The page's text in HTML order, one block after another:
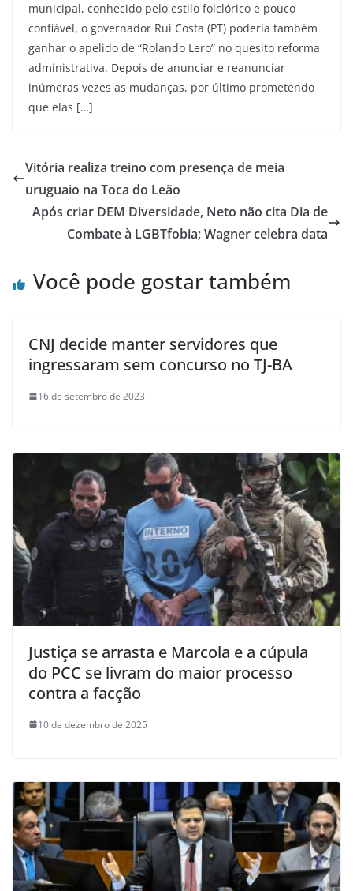
municipal, conhecido pelo estilo folclórico e pouco
confiável, o governador Rui Costa (PT) poderia também
ganhar o apelido de “Rolando Lero” no quesito reforma
administrativa. Depois de anunciar e reanunciar
inúmeras vezes as mudanças, por último prometendo
que elas […]
Vitória realiza treino com presença de meia
uruguaio na Toca do Leão
Após criar DEM Diversidade, Neto não cita Dia de
Combate à LGBTfobia; Wagner celebra data
Você pode gostar também
CNJ decide manter servidores que
ingressaram sem concurso no TJ-BA
16 de setembro de 2023
Justiça se arrasta e Marcola e a cúpula
do PCC se livram do maior processo
contra a facção
10 de dezembro de 2025